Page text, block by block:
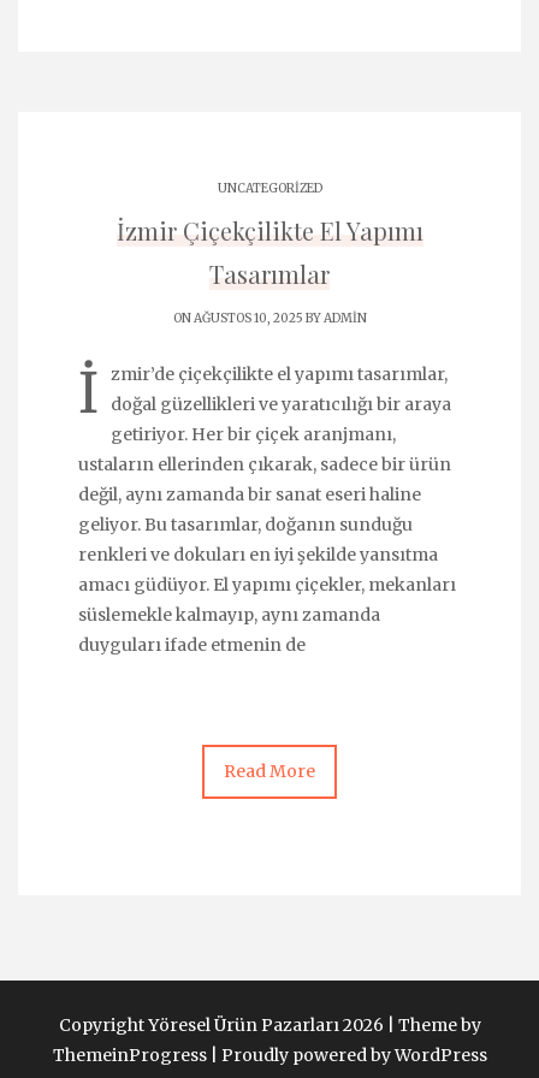
UNCATEGORIZED
İzmir Çiçekçilikte El Yapımı
Tasarımlar
ON AĞUSTOS 10, 2025 BYADMIN
İ
zmir’de çiçekçilikte el yapımı tasarımlar,
doğal güzellikleri ve yaratıcılığı bir araya
getiriyor. Her bir çiçek aranjmanı,
ustaların ellerinden çıkarak, sadece bir ürün
değil, aynı zamanda bir sanat eseri haline
geliyor. Bu tasarımlar, doğanın sunduğu
renkleri ve dokuları en iyi şekilde yansıtma
amacı güdüyor. El yapımı çiçekler, mekanları
süslemekle kalmayıp, aynı zamanda
duyguları ifade etmenin de
Read More
Copyright Yöresel Ürün Pazarları 2026 | Theme by
ThemeinProgress| Proudly powered by WordPress